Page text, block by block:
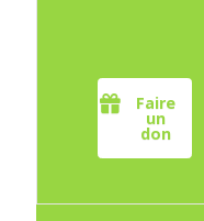
Faire
un
don